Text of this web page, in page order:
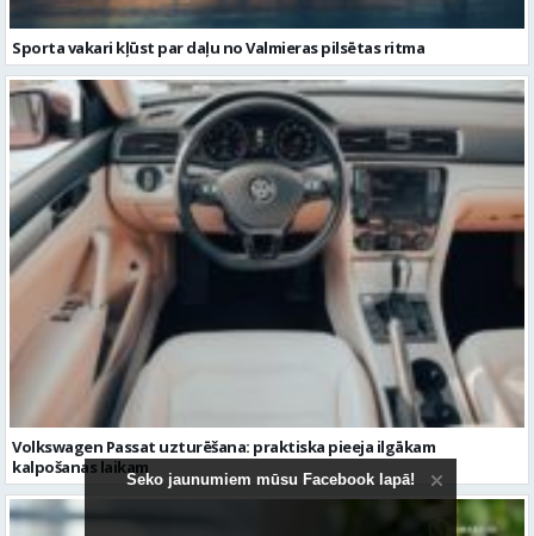
Sporta vakari kļūst par daļu no Valmieras pilsētas ritma
Volkswagen Passat uzturēšana: praktiska pieeja ilgākam
kalpošanas laikam
Seko jaunumiem mūsu Facebook lapā!